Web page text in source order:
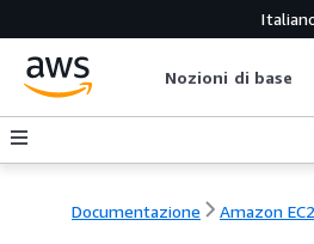
Nozioni di base
Documentazione Amazon EC2